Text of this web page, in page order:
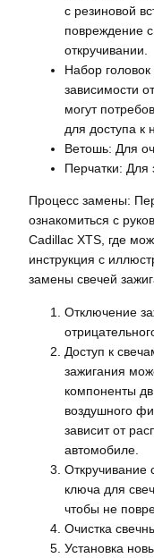
с резиновой
повреждение
откручивании.
Набор
зависимости
могут
для доступа к
Ветошь: Для
Перчатки: Для
Процесс замены:
ознакомиться с
Cadillac XTS, где
инструкция с
замены свечей
Отключение
Доступ к
зажигания
компоненты
воздушного
зависит от
автомобиле.
Откручивание
ключа для
чтобы не
Очистка
Установка